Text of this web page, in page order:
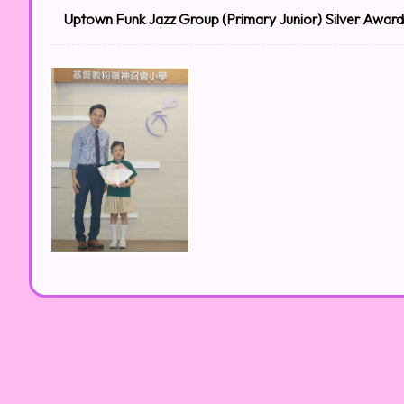
Uptown Funk Jazz Group (Primary Junior) Silver Award